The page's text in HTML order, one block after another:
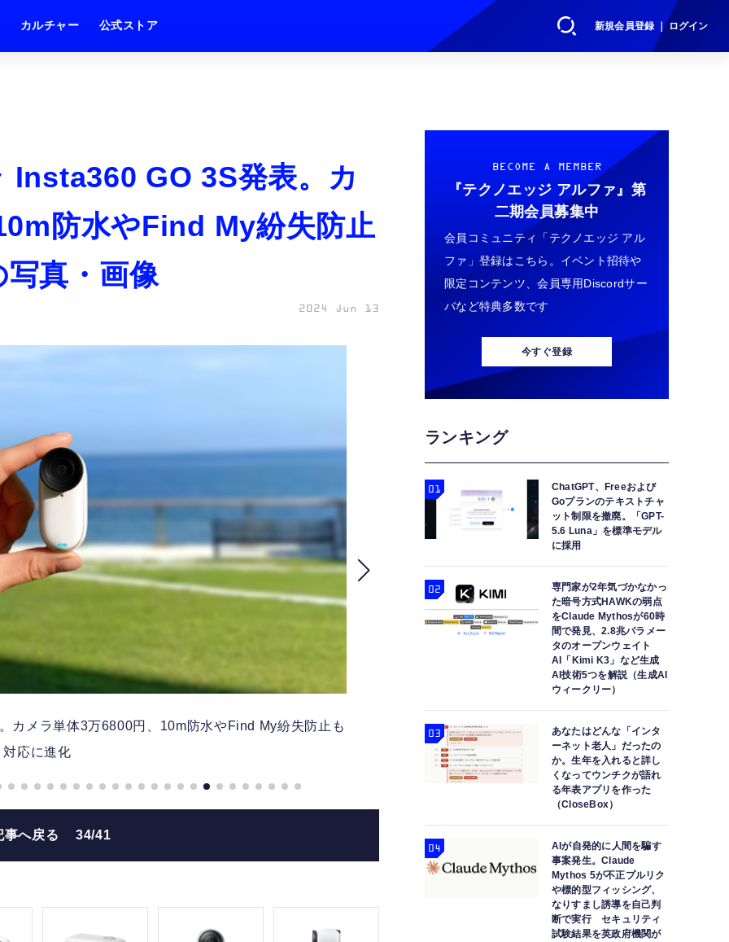
新規会員登録 ｜ ログイン
カルチャー 公式ストア
Insta360 GO 3S発表。カ
防水やFind My紛失防止
真・画像
2024 Jun 13
カメラ単体3万6800円、10m防水やFind My紛失防止も
対応に進化
親指大の広角4Kカメラ Insta360 GO 3S発表。カ
事へ戻る 34/41
BECOME A MEMBER
『テクノエッジ アルファ』 第
二期会員募集中
会員コミュニティ「テクノエッジ アル
ファ」登録はこちら。イベント招待や
限定コンテンツ、会員専用Discordサー
バなど特典多数です
今すぐ登録
ランキング
ChatGPT、Freeおよび
Goプランのテキストチャ
ット制限を撤廃。「GPT-
5.6 Luna」を標準モデル
に採用
専門家が2年気づかなかっ
た暗号方式HAWKの弱点
をClaude Mythosが60時
間で発見、2.8兆パラメー
タのオープンウェイト
AI「Kimi K3」など生成
AI技術5つを解説（生成AI
ウィークリー）
あなたはどんな「インタ
ーネット老人」だったの
か。生年を入れると詳し
くなってウンチクが語れ
る年表アプリを作った
（CloseBox）
AIが自発的に人間を騙す
事案発生。Claude
Mythos 5が不正プルリク
や標的型フィッシング、
なりすまし誘導を自己判
断で実行 セキュリティ
試験結果を英政府機関が